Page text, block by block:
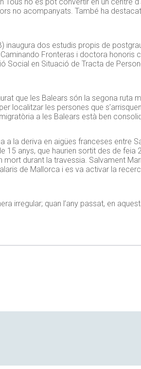
no es pot convertir en un centre
no acompanyats. També ha
inaugura dos estudis propis de
Fronteras i doctora honoris
Social en Situació de Tracta de
que les Balears són la segona ruta
localitzar les persones que
a les Balears està ben
la deriva en aigües franceses entre
anys, que haurien sortit des de feia
durant la travessia. Salvament
de Mallorca i es va activar la
irregular; quan l’any passat, en